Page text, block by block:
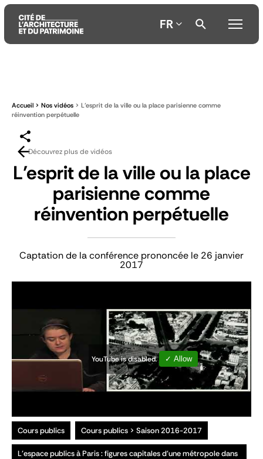
contenu
principal
menu
principal
recherche
FR
Accueil Nos vidéos
L’esprit de la ville ou la place parisienne comme
réinvention perpétuelle
Découvrez plus de vidéos
L’esprit de la ville ou la place
parisienne comme
réinvention perpétuelle
Captation de la conférence prononcée le 26 janvier
2017
YouTube is disabled. ✓ Allow
Cours publics Cours publics > Saison 2016-2017
L'espace publics à Paris : figures capitales d'une métropole dans